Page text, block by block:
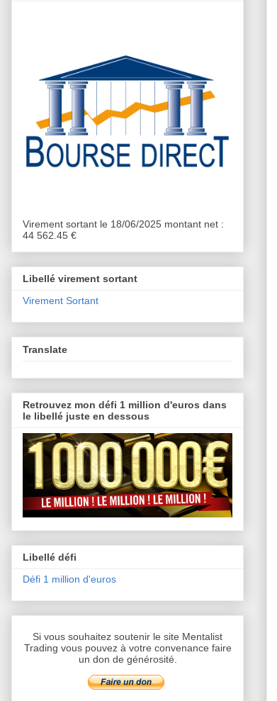
Virement sortant le 18/06/2025 montant net :
44 562.45 €
Libellé virement sortant
Virement Sortant
Translate
Retrouvez mon défi 1 million d'euros dans
le libellé juste en dessous
Libellé défi
Défi 1 million d'euros
Si vous souhaitez soutenir le site Mentalist
Trading vous pouvez à votre convenance faire
un don de générosité.